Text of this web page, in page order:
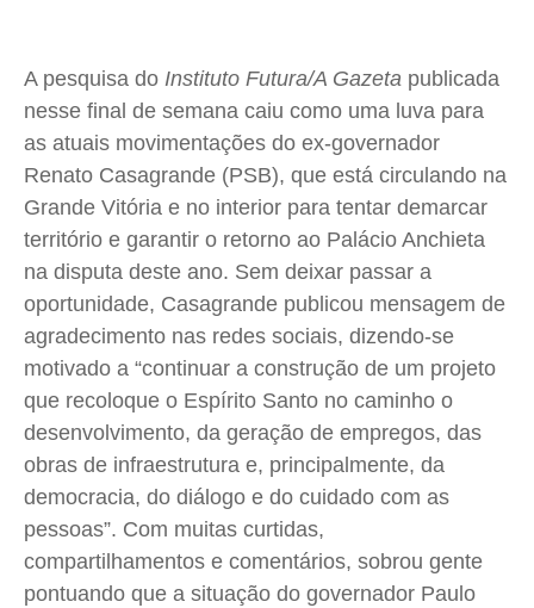
Cultura
Colunas
Gustavo Bastos
Jr Mignone (in memorian)
Wanda Sily
Publicidade Legal
Quem Somos
Expediente
Contato
Anuncie
Cultura
Colunas
Gustavo Bastos
Jr Mignone (in memorian)
Wanda Sily
Publicidade Legal
Quem Somos
Expediente
Contato
Anuncie
Cultura
Colunas
Gustavo Bastos
Jr Mignone (in memorian)
Wanda Sily
Publicidade Legal
Quem Somos
Expediente
Contato
Anuncie
Cultura
Colunas
Gustavo Bastos
Jr Mignone (in memorian)
Wanda Sily
Publicidade Legal
Quem Somos
Expediente
Contato
Anuncie
A pesquisa do Instituto Futura/A Gazeta publicada
nesse final de semana caiu como uma luva para
as atuais movimentações do ex-governador
Renato Casagrande (PSB), que está circulando na
Grande Vitória e no interior para tentar demarcar
território e garantir o retorno ao Palácio Anchieta
na disputa deste ano. Sem deixar passar a
oportunidade, Casagrande publicou mensagem de
agradecimento nas redes sociais, dizendo-se
motivado a “continuar a construção de um projeto
que recoloque o Espírito Santo no caminho o
desenvolvimento, da geração de empregos, das
obras de infraestrutura e, principalmente, da
democracia, do diálogo e do cuidado com as
pessoas”. Com muitas curtidas,
compartilhamentos e comentários, sobrou gente
pontuando que a situação do governador Paulo